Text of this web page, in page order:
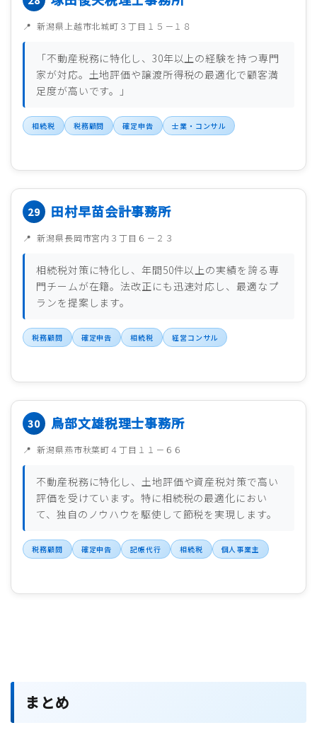
新潟県上越市北城町３丁目１５－１８
「不動産税務に特化し、30年以上の経験を持つ専門
家が対応。土地評価や譲渡所得税の最適化で顧客満
足度が高いです。」
相続税 税務顧問 確定申告 士業・コンサル
田村早苗会計事務所
新潟県長岡市宮内３丁目６－２３
相続税対策に特化し、年間50件以上の実績を誇る専
門チームが在籍。法改正にも迅速対応し、最適なプ
ランを提案します。
税務顧問 確定申告 相続税 経営コンサル
鳥部文雄税理士事務所
新潟県燕市秋葉町４丁目１１－６６
不動産税務に特化し、土地評価や資産税対策で高い
評価を受けています。特に相続税の最適化におい
て、独自のノウハウを駆使して節税を実現します。
税務顧問 確定申告 記帳代行 相続税 個人事業主
まとめ